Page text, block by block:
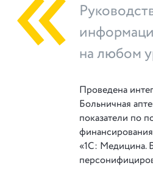
на любом
Проведена
Больничная
показатели по
«1С: Медицина.